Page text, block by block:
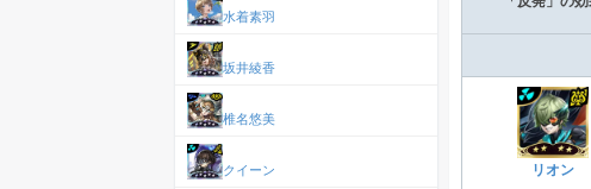
リオン
水着素羽
坂井綾香
椎名悠美
クイーン